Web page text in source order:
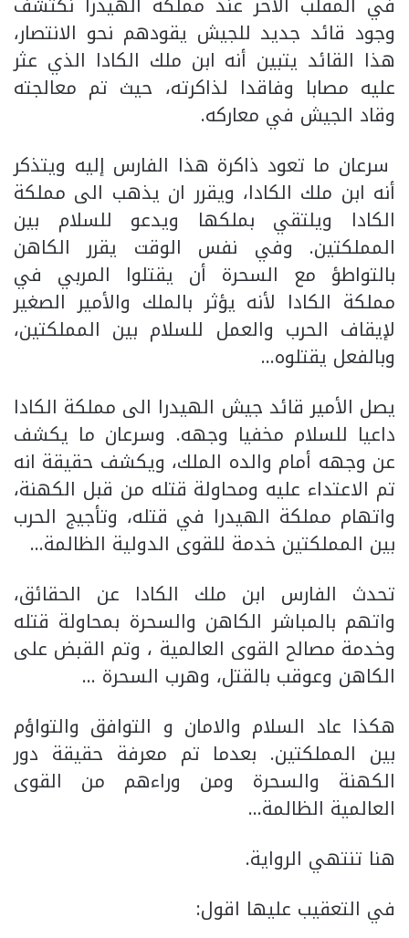
وجود قائد جديد للجيش يقودهم نحو الانتصار،
هذا القائد يتبين أنه ابن ملك الكادا الذي عثر
عليه مصابا وفاقدا لذاكرته، حيث تم معالجته
وقاد الجيش في معاركه.
سرعان ما تعود ذاكرة هذا الفارس إليه ويتذكر
أنه ابن ملك الكادا، ويقرر ان يذهب الى مملكة
الكادا ويلتقي بملكها ويدعو للسلام بين
المملكتين. وفي نفس الوقت يقرر الكاهن
بالتواطؤ مع السحرة أن يقتلوا المربي في
مملكة الكادا لأنه يؤثر بالملك والأمير الصغير
لإيقاف الحرب والعمل للسلام بين المملكتين،
وبالفعل يقتلوه…
يصل الأمير قائد جيش الهيدرا الى مملكة الكادا
داعيا للسلام مخفيا وجهه. وسرعان ما يكشف
عن وجهه أمام والده الملك، ويكشف حقيقة انه
تم الاعتداء عليه ومحاولة قتله من قبل الكهنة،
واتهام مملكة الهيدرا في قتله، وتأجيج الحرب
بين المملكتين خدمة للقوى الدولية الظالمة…
تحدث الفارس ابن ملك الكادا عن الحقائق،
واتهم بالمباشر الكاهن والسحرة بمحاولة قتله
وخدمة مصالح القوى العالمية ، وتم القبض على
الكاهن وعوقب بالقتل، وهرب السحرة …
هكذا عاد السلام والامان و التوافق والتواؤم
بين المملكتين. بعدما تم معرفة حقيقة دور
الكهنة والسحرة ومن وراءهم من القوى
العالمية الظالمة…
هنا تنتهي الرواية.
في التعقيب عليها اقول: